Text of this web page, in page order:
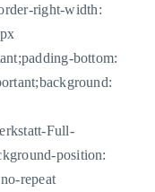
right-width:
bottom:
Full-
position:
repeat